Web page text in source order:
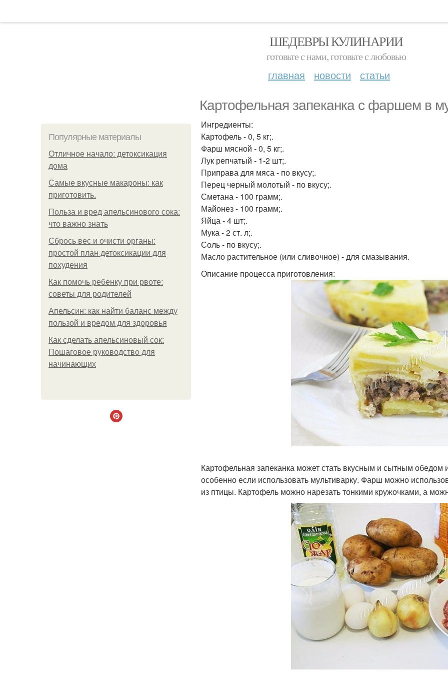
ШЕДЕВРЫ КУЛИНАРИИ
готовьте с нами, готовьте с любовью
главная новости статьи
Картофельная запеканка с фаршем в
Популярные материалы
Отличное начало: детоксикация
дома
Самые вкусные макароны: как
приготовить.
Польза и вред апельсинового сока:
что важно знать
Сбрось вес и очисти органы:
простой план детоксикации для
похудения
Как помочь ребенку при рвоте:
советы для родителей
Апельсин: как найти баланс между
пользой и вредом для здоровья
Как сделать апельсиновый сок:
Пошаговое руководство для
начинающих
Ингредиенты:
Картофель - 0, 5 кг;.
Фарш мясной - 0, 5 кг;.
Лук репчатый - 1-2 шт;.
Приправа для мяса - по вкусу;.
Перец черный молотый - по вкусу;.
Сметана - 100 грамм;.
Майонез - 100 грамм;.
Яйца - 4 шт;.
Мука - 2 ст. л;.
Соль - по вкусу;.
Масло растительное (или сливочное) - для смазывания.
Описание процесса приготовления:
Картофельная запеканка может стать вкусным и сытным обедом
особенно если использовать мультиварку. Фарш можно
из птицы. Картофель можно нарезать тонкими кружочками, а